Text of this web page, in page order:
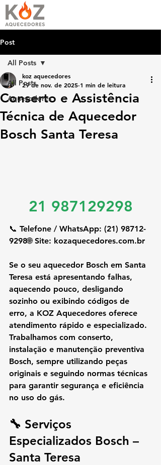
Post
All Posts
Aquecedores
All Posts
Conserto e Assistência
Técnica de Aquecedor
Bosch Santa Teresa
koz aquecedores
29 de nov. de 2025 1 min de leitura
21 987129298
📞 Telefone / WhatsApp: (21) 98712-
9298🌐 Site: kozaquecedores.com.br
Se o seu aquecedor Bosch em Santa
Teresa está apresentando falhas,
aquecendo pouco, desligando
sozinho ou exibindo códigos de
erro, a KOZ Aquecedores oferece
atendimento rápido e especializado.
Trabalhamos com conserto,
instalação e manutenção preventiva
Bosch, sempre utilizando peças
originais e seguindo normas técnicas
para garantir segurança e eficiência
no uso do gás.
🔧 Serviços
Especializados Bosch –
Santa Teresa